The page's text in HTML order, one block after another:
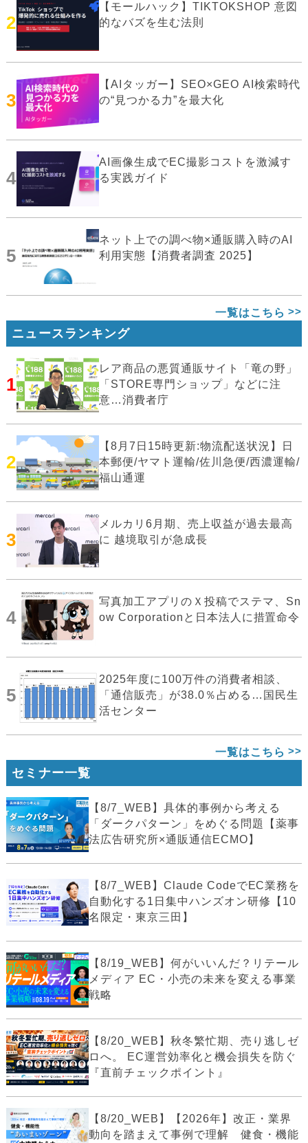
2
【モールハック】TIKTOKSHOP 意図
的なバズを生む法則
3
【AIタッガー】SEO×GEO AI検索時代
の“見つかる力”を最大化
4
AI画像生成でEC撮影コストを激減す
る実践ガイド
5
ネット上での調べ物×通販購入時のAI
利用実態【消費者調査 2025】
一覧はこちら
ニュースランキング
1
レア商品の悪質通販サイト「竜の野」
「STORE専門ショップ」などに注
意…消費者庁
2
【8月7日15時更新:物流配送状況】日
本郵便/ヤマト運輸/佐川急便/西濃運輸/
福山通運
3
メルカリ6月期、売上収益が過去最高
に 越境取引が急成長
4
写真加工アプリのＸ投稿でステマ、Sn
ow Corporationと日本法人に措置命令
5
2025年度に100万件の消費者相談、
「通信販売」が38.0％占める…国民生
活センター
一覧はこちら
セミナー一覧
【8/7_WEB】具体的事例から考える
「ダークパターン」をめぐる問題【薬事
法広告研究所×通販通信ECMO】
【8/7_WEB】Claude CodeでEC業務を
自動化する1日集中ハンズオン研修【10
名限定・東京三田】
【8/19_WEB】何がいいんだ？リテール
メディア EC・小売の未来を変える事業
戦略
【8/20_WEB】秋冬繁忙期、売り逃しゼ
ロへ。 EC運営効率化と機会損失を防ぐ
『直前チェックポイント』
【8/20_WEB】【2026年】改正・業界
動向を踏まえて事例で理解 健食・機能